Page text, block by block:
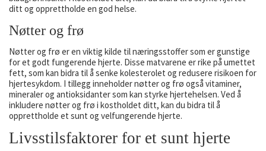
ditt og opprettholde en god helse.
Nøtter og frø
Nøtter og frø er en viktig kilde til næringsstoffer som er gunstige
for et godt fungerende hjerte. Disse matvarene er rike på umettet
fett, som kan bidra til å senke kolesterolet og redusere risikoen for
hjertesykdom. I tillegg inneholder nøtter og frø også vitaminer,
mineraler og antioksidanter som kan styrke hjertehelsen. Ved å
inkludere nøtter og frø i kostholdet ditt, kan du bidra til å
opprettholde et sunt og velfungerende hjerte.
Livsstilsfaktorer for et sunt hjerte